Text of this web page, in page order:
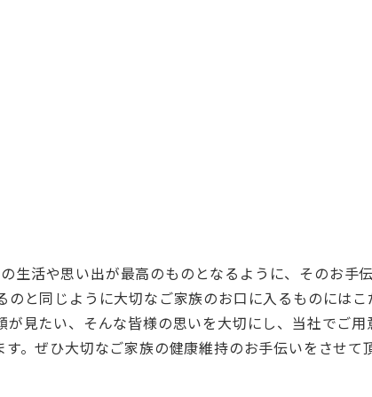
生活や思い出が最高のものとなるように、 そのお手
のと同じ ように大切なご家族のお口に入るものにはこ
見たい、 そんな皆様の思いを大切にし、当社でご用
す。ぜひ大切なご家族の健康維持のお手伝いをさせて